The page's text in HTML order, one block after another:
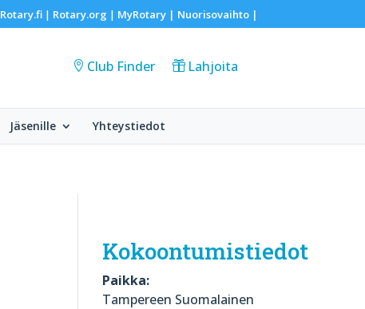
Rotary.fi| Rotary.org | MyRotary | Nuorisovaihto|
Club Finder Lahjoita
Jäsenille Yhteystiedot
Kokoontumistiedot
Paikka:
Tampereen Suomalainen